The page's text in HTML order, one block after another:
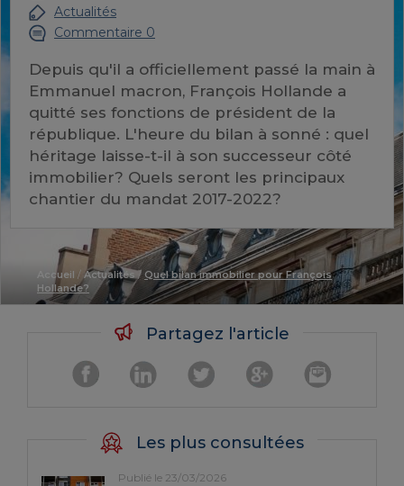
Actualités
Commentaire 0
Depuis qu'il a officiellement passé la main à
Emmanuel macron, François Hollande a
quitté ses fonctions de président de la
république. L'heure du bilan à sonné : quel
héritage laisse-t-il à son successeur côté
immobilier? Quels seront les principaux
chantier du mandat 2017-2022?
Accueil / Actualités / Quel bilan immobilier pour François
Hollande?
Partagez l'article
Les plus consultées
Publié le 23/03/2026